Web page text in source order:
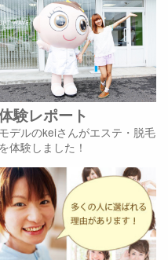
験レポート
モデルのkeiさんがエステ・脱毛
を体験しました！